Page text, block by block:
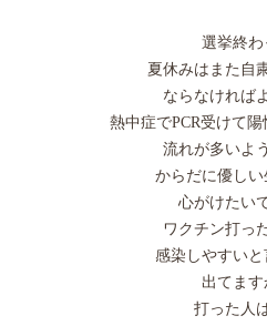
選挙終わ
夏休みはまた自
ならなければ
熱中症でPCR受けて
流れが多いよ
からだに優し
心がけたい
ワクチン打っ
感染しやすい
出てます
打った人